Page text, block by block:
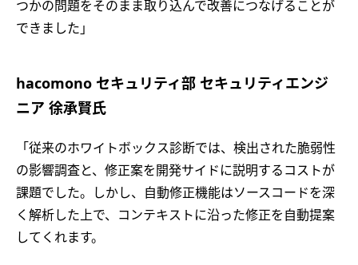
つかの問題をそのまま取り込んで改善につなげることが
できました」
hacomono セキュリティ部 セキュリティエンジ
ニア 徐承賢氏
「従来のホワイトボックス診断では、検出された脆弱性
の影響調査と、修正案を開発サイドに説明するコストが
課題でした。しかし、自動修正機能はソースコードを深
く解析した上で、コンテキストに沿った修正を自動提案
してくれます。